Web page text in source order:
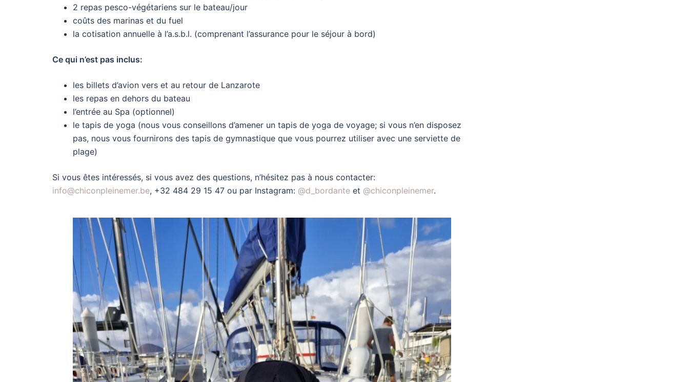
2 repas pesco-végétariens sur le bateau/jour
coûts des marinas et du fuel
la cotisation annuelle à l’a.s.b.l. (comprenant l’assurance pour le séjour à bord)
Ce qui n’est pas inclus:
les billets d’avion vers et au retour de Lanzarote
les repas en dehors du bateau
l’entrée au Spa (optionnel)
le tapis de yoga (nous vous conseillons d’amener un tapis de yoga de voyage; si vous n’en disposez
pas, nous vous fournirons des tapis de gymnastique que vous pourrez utiliser avec une serviette de
plage)
Si vous êtes intéressés, si vous avez des questions, n’hésitez pas à nous contacter:
info@chiconpleinemer.be, +32 484 29 15 47 ou par Instagram: @d_bordante et @chiconpleinemer.